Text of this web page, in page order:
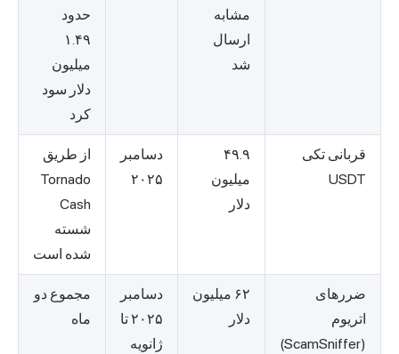
مشابه
ارسال
شد
حدود
۱.۴۹
میلیون
دلار سود
کرد
قربانی تکی
USDT
۴۹.۹
میلیون
دلار
دسامبر
۲۰۲۵
از طریق
Tornado
Cash
شسته
شده است
ضررهای
اتریوم
(ScamSniffer)
۶۲ میلیون
دلار
دسامبر
۲۰۲۵ تا
ژانویه
مجموع دو
ماه